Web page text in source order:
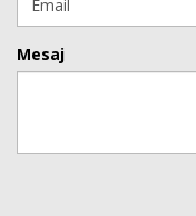
Mesaj